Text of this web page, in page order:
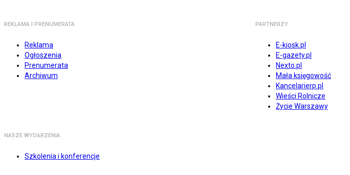
REKLAMA I PRENUMERATA
Reklama
Ogłoszenia
Prenumerata
Archiwum
PARTNERZY
E-kiosk.pl
E-gazety.pl
Nexto.pl
Mała księgowość
Kancelarierp.pl
Wieści Rolnicze
Życie Warszawy
NASZE WYDARZENIA
Szkolenia i konferencje